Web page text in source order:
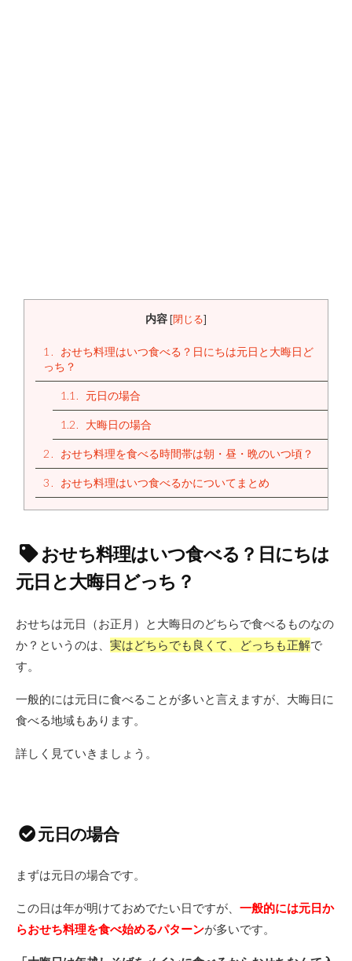
内容[閉じる]
1
おせち料理はいつ食べる？日にちは元日と大晦日ど
っち？
1.1 元日の場合
1.2 大晦日の場合
2 おせち料理を食べる時間帯は朝・昼・晩のいつ頃？
3 おせち料理はいつ食べるかについてまとめ
おせち料理はいつ食べる？日にちは
元日と大晦日どっち？
おせちは元日（お正月）と大晦日のどちらで食べるものなの
か？というのは、 実はどちらでも良くて、どっちも正解で
す。
一般的には元日に食べることが多いと言えますが、大晦日に
食べる地域もあります。
詳しく見ていきましょう。
元日の場合
まずは元日の場合です。
この日は年が明けておめでたい日ですが、 一般的には元日か
らおせち料理を食べ始めるパターンが多いです。